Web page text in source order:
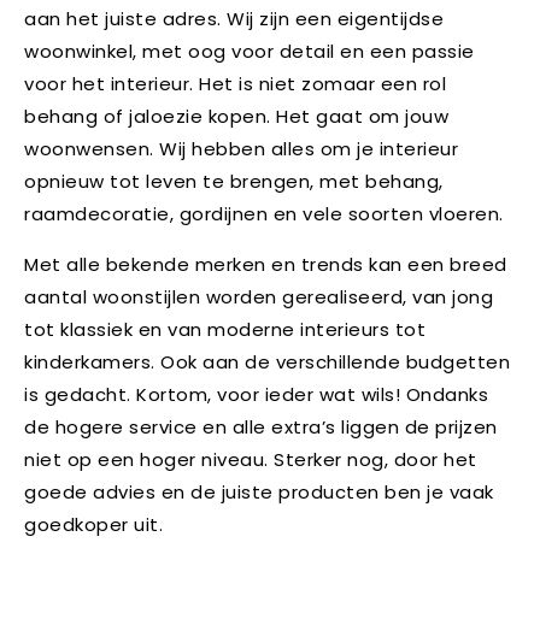
aan het juiste adres. Wij zijn een eigentijdse
woonwinkel, met oog voor detail en een passie
voor het interieur. Het is niet zomaar een rol
behang of jaloezie kopen. Het gaat om jouw
woonwensen. Wij hebben alles om je interieur
opnieuw tot leven te brengen, met behang,
raamdecoratie, gordijnen en vele soorten vloeren.
Met alle bekende merken en trends kan een breed
aantal woonstijlen worden gerealiseerd, van jong
tot klassiek en van moderne interieurs tot
kinderkamers. Ook aan de verschillende budgetten
is gedacht. Kortom, voor ieder wat wils! Ondanks
de hogere service en alle extra’s liggen de prijzen
niet op een hoger niveau. Sterker nog, door het
goede advies en de juiste producten ben je vaak
goedkoper uit.